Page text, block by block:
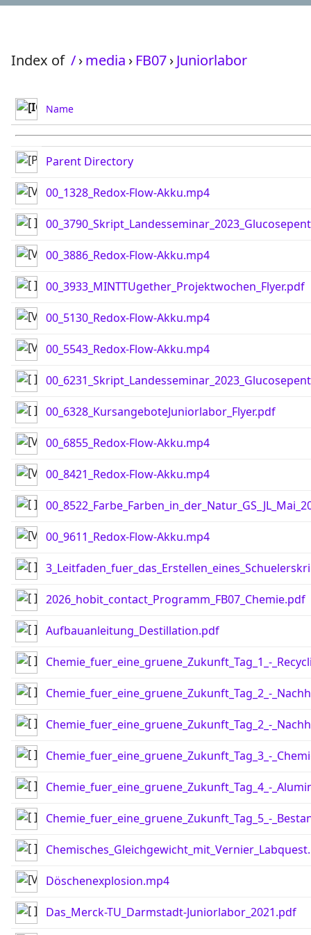
Index of /›media › FB07›Juniorlabor
Name
Parent Directory
00_1328_Redox-Flow-Akku.mp4
00_3886_Redox-Flow-Akku.mp4
00_3933_MINTTUgether_Projektwochen_Flyer.pdf
00_5130_Redox-Flow-Akku.mp4
00_5543_Redox-Flow-Akku.mp4
00_6328_KursangeboteJuniorlabor_Flyer.pdf
00_6855_Redox-Flow-Akku.mp4
00_8421_Redox-Flow-Akku.mp4
00_9611_Redox-Flow-Akku.mp4
2026_hobit_contact_Programm_FB07_Chemie.pdf
Aufbauanleitung_Destillation.pdf
Chemie_fuer_eine_gruene_Zukunft_Tag_1_-
Chemie_fuer_eine_gruene_Zukunft_Tag_2_-
Chemie_fuer_eine_gruene_Zukunft_Tag_2_-
Chemie_fuer_eine_gruene_Zukunft_Tag_3_-
Chemie_fuer_eine_gruene_Zukunft_Tag_4_-
Chemie_fuer_eine_gruene_Zukunft_Tag_5_-
Döschenexplosion.mp4
Das_Merck-TU_Darmstadt-Juniorlabor_2021.pdf